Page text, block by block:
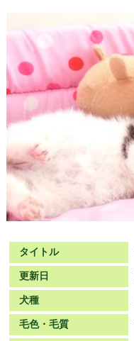
タイトル
更新日
犬種
毛色・毛質